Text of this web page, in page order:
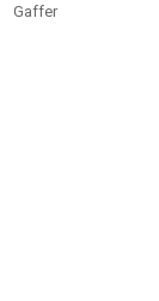
Gaffer